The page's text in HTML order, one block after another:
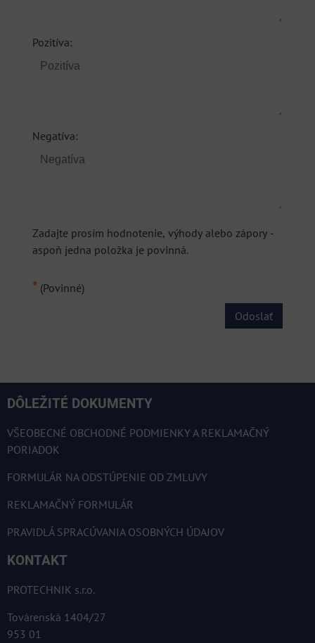
Pozitíva:
Negatíva:
Zadajte prosím hodnotenie, výhody alebo zápory -
aspoň jedna položka je povinná.
* (Povinné)
Odoslať
DÔLEŽITÉ DOKUMENTY
VŠEOBECNÉ OBCHODNÉ PODMIENKY A REKLAMAČNÝ
PORIADOK
FORMULÁR NA ODSTÚPENIE OD ZMLUVY
REKLAMAČNÝ FORMULÁR
PRAVIDLÁ SPRACÚVANIA OSOBNÝCH ÚDAJOV
KONTAKT
PROTECHNIK s.r.o.
Továrenská 1404/27
953 01